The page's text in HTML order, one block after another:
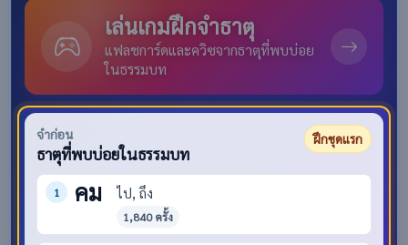
เล่นเกมฝึกจำธาตุ
แฟลชการ์ดและควิซจากธาตุที่พบบ่อย
ในธรรมบท
จำก่อน
ธาตุที่พบบ่อยในธรรมบท
ฝึกชุดแรก
1 คม ไป, ถึง
1,840 ครั้ง